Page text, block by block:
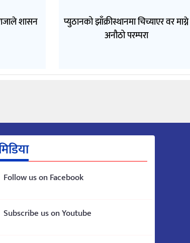
शासन
प्युठानको झाँक्रीस्थानमा चिच्याएर वर माग्ने
अनौठो परम्परा
Follow us on Facebook
Subscribe us on Youtube